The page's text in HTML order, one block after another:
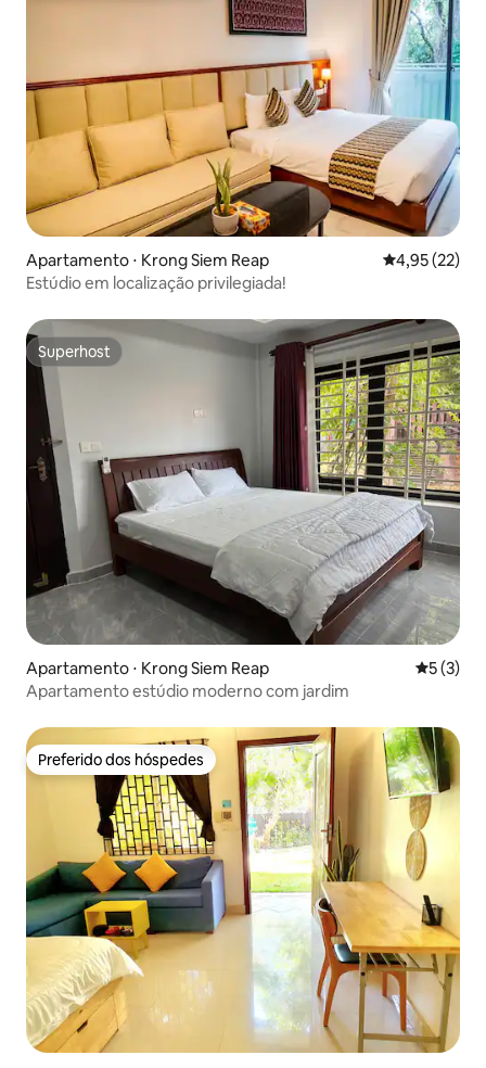
Apartamento ⋅ Krong Siem Reap 4,95 de uma
4,95 (22)
Estúdio em localização privilegiada!
Superhost
Superhost
Apartamento ⋅ Krong Siem Reap 5 de
5 (3)
Apartamento estúdio moderno com jardim
Preferido dos hóspedes
Preferido dos hóspedes